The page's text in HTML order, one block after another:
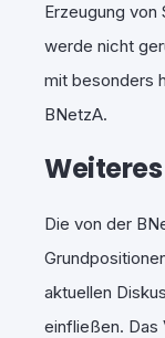
Erzeugung von
werde nicht
mit besonders
BNetzA.
Die von der
aktuellen
einfließen. Das